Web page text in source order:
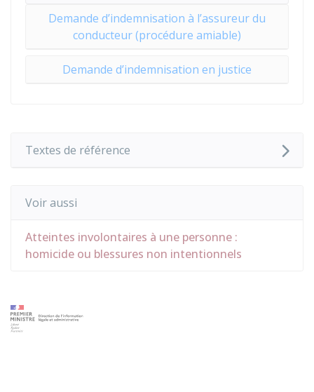
Demande d’indemnisation à l’assureur du
conducteur (procédure amiable)
Demande d’indemnisation en justice
Textes de référence
Voir aussi
Atteintes involontaires à une personne :
homicide ou blessures non intentionnels